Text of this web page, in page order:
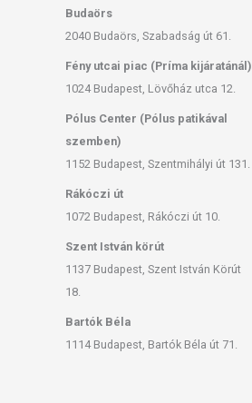
Budaörs
2040 Budaörs, Szabadság út 61.
Fény utcai piac (Príma kijáratánál)
1024 Budapest, Lövőház utca 12.
Pólus Center (Pólus patikával
szemben)
1152 Budapest, Szentmihályi út 131.
Rákóczi út
1072 Budapest, Rákóczi út 10.
Szent István körút
1137 Budapest, Szent István Körút
18.
Bartók Béla
1114 Budapest, Bartók Béla út 71.